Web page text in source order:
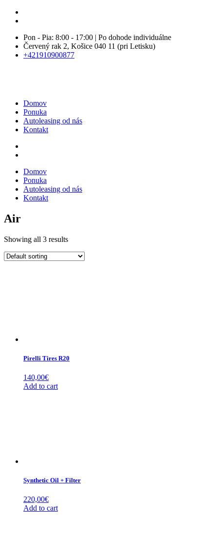
Pon - Pia: 8:00 - 17:00 | Po dohode individuálne
Červený rak 2, Košice 040 11 (pri Letisku)
+421910900877
Domov
Ponuka
Autoleasing od nás
Kontakt
Domov
Ponuka
Autoleasing od nás
Kontakt
Air
Showing all 3 results
Pirelli Tires R20
140,00€
Add to cart
Synthetic Oil + Filter
220,00€
Add to cart